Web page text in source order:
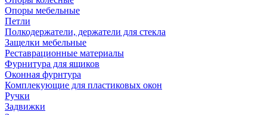
Опоры мебельные
Петли
Полкодержатели, держатели для стекла
Защелки мебельные
Реставрационные материалы
Фурнитура для ящиков
Оконная фурнтура
Комплекующие для пластиковых окон
Ручки
Задвижки